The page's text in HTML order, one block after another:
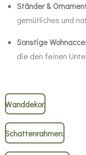
Ständer &
gemütliches und
Sonstige
die den feinen
Wanddekor:
Schattenrahmen: